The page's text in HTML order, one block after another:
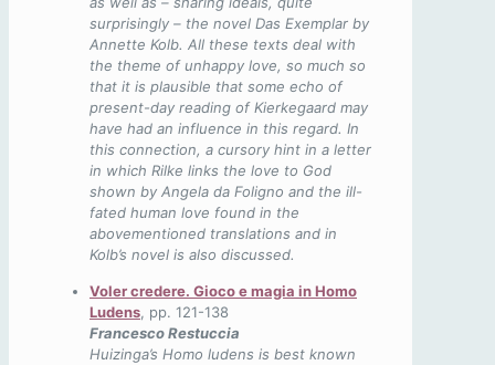
surprisingly – the novel Das Exemplar by
Annette Kolb. All these texts deal with
the theme of unhappy love, so much so
that it is plausible that some echo of
present-day reading of Kierkegaard may
have had an influence in this regard. In
this connection, a cursory hint in a letter
in which Rilke links the love to God
shown by Angela da Foligno and the ill-
fated human love found in the
abovementioned translations and in
Kolb’s novel is also discussed.
Voler credere. Gioco e magia in Homo
Ludens, pp. 121-138
Francesco Restuccia
Huizinga’s Homo ludens is best known